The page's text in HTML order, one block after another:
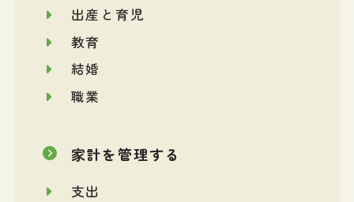
出産と育児
教育
結婚
職業
家計を管理する
支出